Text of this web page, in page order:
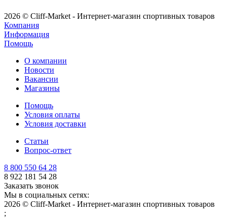
2026 © Cliff-Market - Интернет-магазин спортивных товаров
Компания
Информация
Помощь
О компании
Новости
Вакансии
Магазины
Помощь
Условия оплаты
Условия доставки
Статьи
Вопрос-ответ
8 800 550 64 28
8 922 181 54 28
Заказать звонок
Мы в социальных сетях:
2026 © Cliff-Market - Интернет-магазин спортивных товаров
;